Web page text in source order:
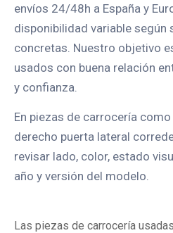
envíos 24/48h a España y
disponibilidad variable según
concretas. Nuestro objetivo
usados con buena relación
y confianza.
En piezas de carrocería
derecho puerta lateral
revisar lado, color, estado
año y versión del modelo.
Las piezas de carrocería